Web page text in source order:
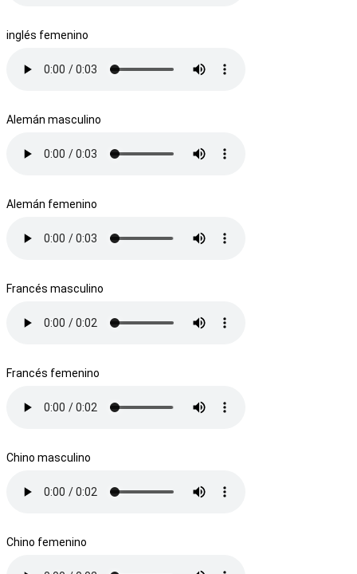
inglés femenino
Alemán masculino
Alemán femenino
Francés masculino
Francés femenino
Chino masculino
Chino femenino